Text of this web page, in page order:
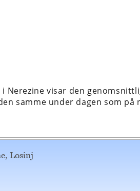
Nerezine visar den
samme under dagen som på